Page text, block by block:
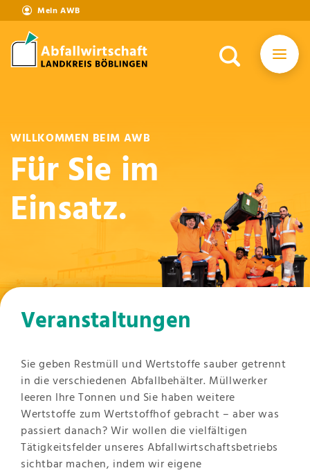
Mein AWB
WILLKOMMEN BEIM AWB
Für Sie im
Einsatz.
Veranstaltungen
Sie geben Restmüll und Wertstoffe sauber getrennt
in die verschiedenen Abfallbehälter. Müllwerker
leeren Ihre Tonnen und Sie haben weitere
Wertstoffe zum Wertstoffhof gebracht – aber was
passiert danach? Wir wollen die vielfältigen
Tätigkeitsfelder unseres Abfallwirtschaftsbetriebs
sichtbar machen, indem wir eigene